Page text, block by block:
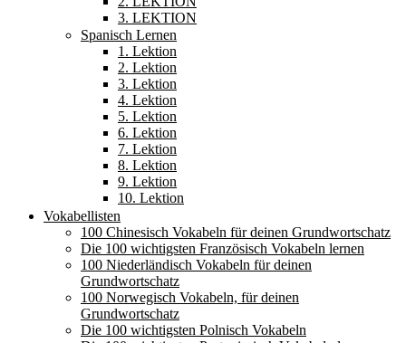
3. LEKTION
Spanisch Lernen
1. Lektion
2. Lektion
3. Lektion
4. Lektion
5. Lektion
6. Lektion
7. Lektion
8. Lektion
9. Lektion
10. Lektion
Vokabellisten
100 Chinesisch Vokabeln für deinen Grundwortschatz
Die 100 wichtigsten Französisch Vokabeln lernen
100 Niederländisch Vokabeln für deinen
Grundwortschatz
100 Norwegisch Vokabeln, für deinen
Grundwortschatz
Die 100 wichtigsten Polnisch Vokabeln